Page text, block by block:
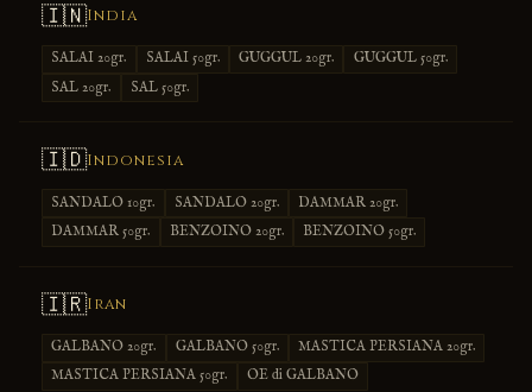
🇮🇳India
SALAI 20gr. SALAI 50gr. GUGGUL 20gr.
GUGGUL 50gr.
SAL 20gr.
SAL 50gr.
🇮🇩Indonesia
SANDALO 10gr. SANDALO 20gr.
DAMMAR 20gr.
DAMMAR 50gr.
BENZOINO 20gr. BENZOINO 50gr.
🇮🇷Iran
GALBANO 20gr. GALBANO 50gr.
MASTICA PERSIANA 20gr.
MASTICA PERSIANA 50gr.
OE di GALBANO